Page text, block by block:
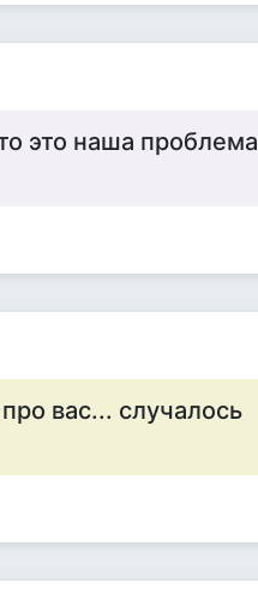
это наша проблема
вас... случалось